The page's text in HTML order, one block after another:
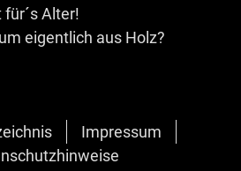
Alter!
eigentlich aus Holz?
Impressum